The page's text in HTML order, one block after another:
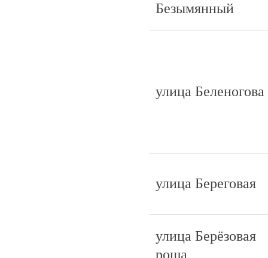
Безымянный
улица Беленогова
улица Береговая
улица Берёзовая
роща